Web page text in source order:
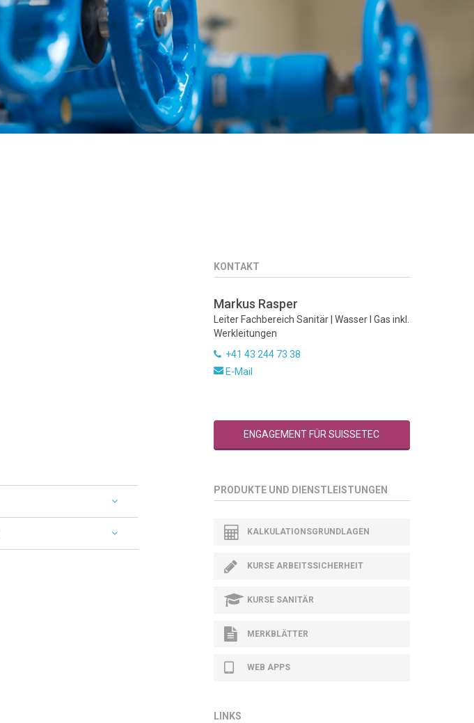
KONTAKT
Markus Rasper
Leiter Fachbereich Sanitär | Wasser I Gas inkl.
Werkleitungen
+41 43 244 73 38
E-Mail
ENGAGEMENT FÜR SUISSETEC
PRODUKTE UND DIENSTLEISTUNGEN
KALKULATIONSGRUNDLAGEN
KURSE ARBEITSSICHERHEIT
KURSE SANITÄR
MERKBLÄTTER
WEB APPS
LINKS